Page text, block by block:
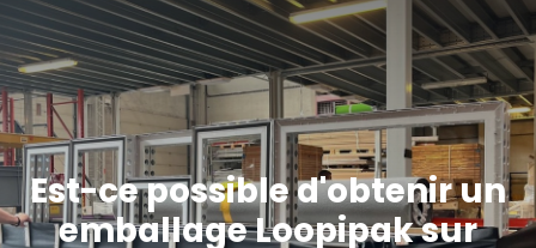
Est-ce possible d'obtenir un
emballage Loopipak sur